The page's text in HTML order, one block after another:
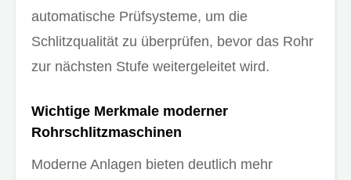
automatische Prüfsysteme, um die
Schlitzqualität zu überprüfen, bevor das Rohr
zur nächsten Stufe weitergeleitet wird.
Wichtige Merkmale moderner
Rohrschlitzmaschinen
Moderne Anlagen bieten deutlich mehr